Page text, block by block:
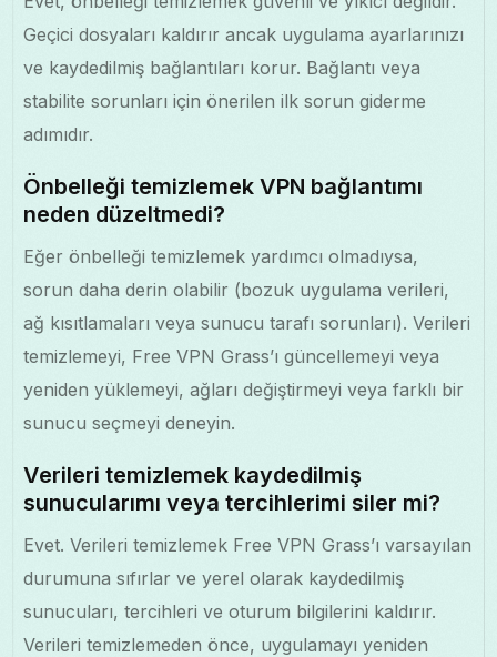
Geçici dosyaları kaldırır ancak uygulama ayarlarınızı
ve kaydedilmiş bağlantıları korur. Bağlantı veya
stabilite sorunları için önerilen ilk sorun giderme
adımıdır.
Önbelleği temizlemek VPN bağlantımı
neden düzeltmedi?
Eğer önbelleği temizlemek yardımcı olmadıysa,
sorun daha derin olabilir (bozuk uygulama verileri,
ağ kısıtlamaları veya sunucu tarafı sorunları). Verileri
temizlemeyi, Free VPN Grass’ı güncellemeyi veya
yeniden yüklemeyi, ağları değiştirmeyi veya farklı bir
sunucu seçmeyi deneyin.
Verileri temizlemek kaydedilmiş
sunucularımı veya tercihlerimi siler mi?
Evet. Verileri temizlemek Free VPN Grass’ı varsayılan
durumuna sıfırlar ve yerel olarak kaydedilmiş
sunucuları, tercihleri ve oturum bilgilerini kaldırır.
Verileri temizlemeden önce, uygulamayı yeniden